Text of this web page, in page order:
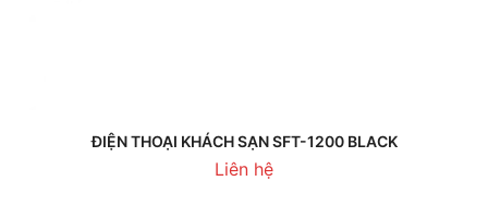
ĐIỆN THOẠI KHÁCH SẠN SFT-1200 BLACK
Liên hệ